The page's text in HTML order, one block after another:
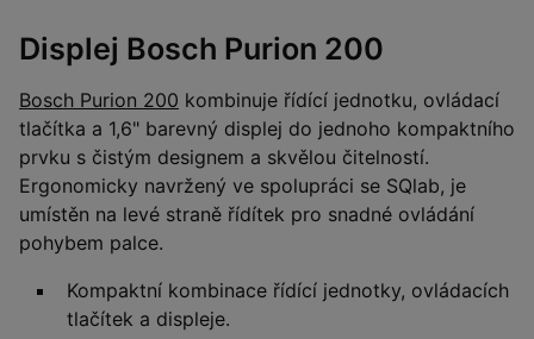
Displej Bosch Purion 200
Bosch Purion 200 kombinuje řídící jednotku, ovládací
tlačítka a 1,6" barevný displej do jednoho kompaktního
prvku s čistým designem a skvělou čitelností.
Ergonomicky navržený ve spolupráci se SQlab, je
umístěn na levé straně řídítek pro snadné ovládání
pohybem palce.
Kompaktní kombinace řídící jednotky, ovládacích
tlačítek a displeje.